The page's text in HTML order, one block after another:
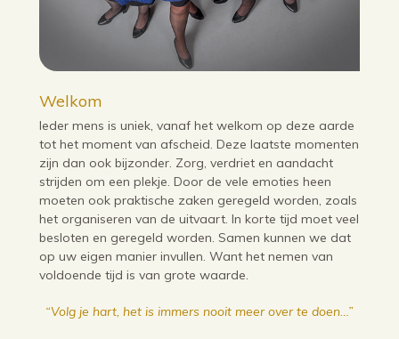
Welkom
Ieder mens is uniek, vanaf het welkom op deze aarde
tot het moment van afscheid. Deze laatste momenten
zijn dan ook bijzonder. Zorg, verdriet en aandacht
strijden om een plekje. Door de vele emoties heen
moeten ook praktische zaken geregeld worden, zoals
het organiseren van de uitvaart. In korte tijd moet veel
besloten en geregeld worden. Samen kunnen we dat
op uw eigen manier invullen. Want het nemen van
voldoende tijd is van grote waarde.
“Volg je hart, het is immers nooit meer over te doen…”